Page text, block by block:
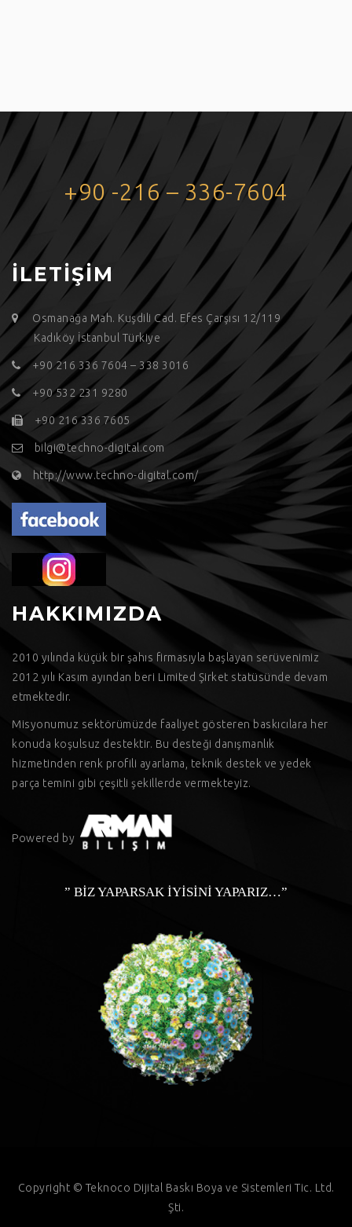
+90 -216 – 336-7604
İLETİŞİM
Osmanağa Mah. Kuşdili Cad. Efes Çarşısı 12/119
Kadıköy İstanbul Türkiye
+90 216 336 7604 – 338 3016
+90 532 231 9280
+90 216 336 7605
bilgi@techno-digital.com
http://www.techno-digital.com/
HAKKIMIZDA
2010 yılında küçük bir şahıs firmasıyla başlayan serüvenimiz
2012 yılı Kasım ayından beri Limited Şirket statüsünde devam
etmektedir.
Misyonumuz sektörümüzde faaliyet gösteren baskıcılara her
konuda koşulsuz destektir. Bu desteği danışmanlık
hizmetinden renk profili ayarlama, teknik destek ve yedek
parça temini gibi çeşitli şekillerde vermekteyiz.
Powered by
” BİZ YAPARSAK İYİSİNİ YAPARIZ…”
Copyright © Teknoco Dijital Baskı Boya ve Sistemleri Tic. Ltd.
Şti.